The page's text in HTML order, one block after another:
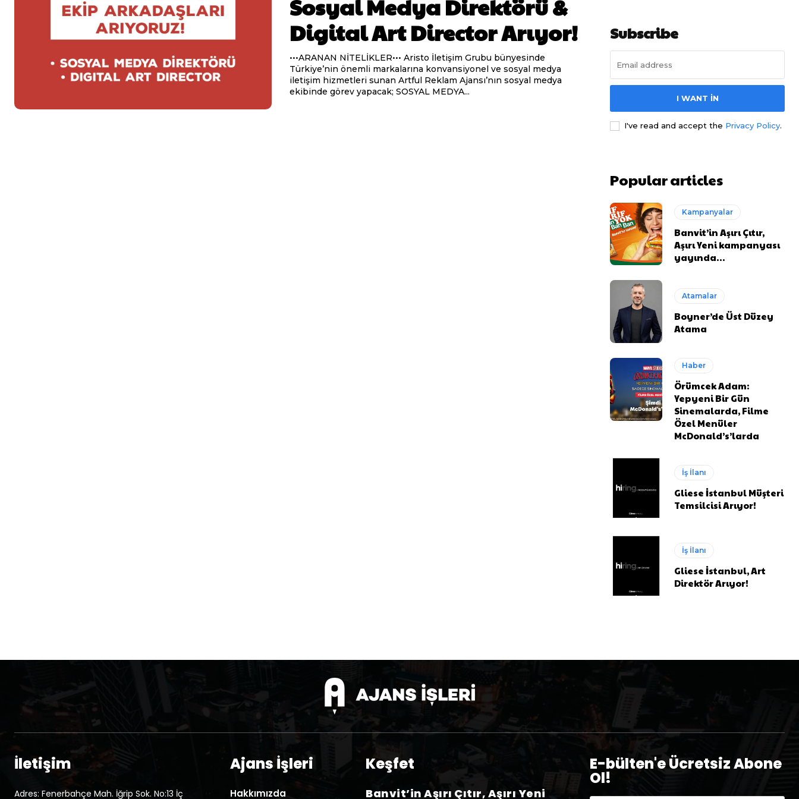
Sosyal Medya Direktörü &
Digital Art Director Arıyor!
•••ARANAN NİTELİKLER••• Aristo İletişim Grubu bünyesinde
Türkiye’nin önemli markalarına konvansiyonel ve sosyal medya
iletişim hizmetleri sunan Artful Reklam Ajansı’nın sosyal medya
ekibinde görev yapacak; SOSYAL MEDYA...
Subscribe
I WANT IN
I've read and accept the Privacy Policy.
Popular articles
Kampanyalar
Banvit’in Aşırı Çıtır,
Aşırı Yeni kampanyası
yayında…
Atamalar
Boyner’de Üst Düzey
Atama
Haber
Örümcek Adam:
Yepyeni Bir Gün
Sinemalarda, Filme
Özel Menüler
McDonald’s’larda
İş İlanı
Gliese İstanbul Müşteri
Temsilcisi Arıyor!
İş İlanı
Gliese İstanbul, Art
Direktör Arıyor!
İletişim
Adres: Fenerbahçe Mah. İğrip Sok. No:13 İç
Ajans İşleri
Hakkımızda
Keşfet
Banvit’in Aşırı Çıtır, Aşırı Yeni
E-bülten'e Ücretsiz Abone
Ol!